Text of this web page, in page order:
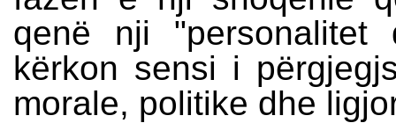
qenë nji "personalitet
kërkon sensi i
morale, politike dhe